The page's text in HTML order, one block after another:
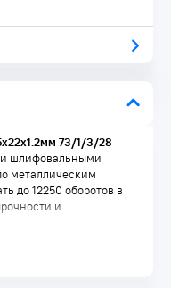
73/1/3/28
шлифовальными
металлическим
до 12250 оборотов в
и